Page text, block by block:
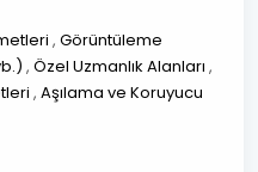
, Görüntüleme
, Özel Uzmanlık Alanları ,
, Aşılama ve Koruyucu